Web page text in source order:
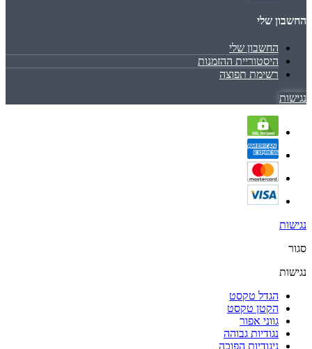
החשבון שלי
החשבון שלי
היסטוריית ההזמנות
רשימת תפוצה
נגישות
נגישות
סגור
נגישות
הגדל טקסט
הקטן טקסט
גווני אפור
נגודיות גבוהה
ניגודיות הפוכה